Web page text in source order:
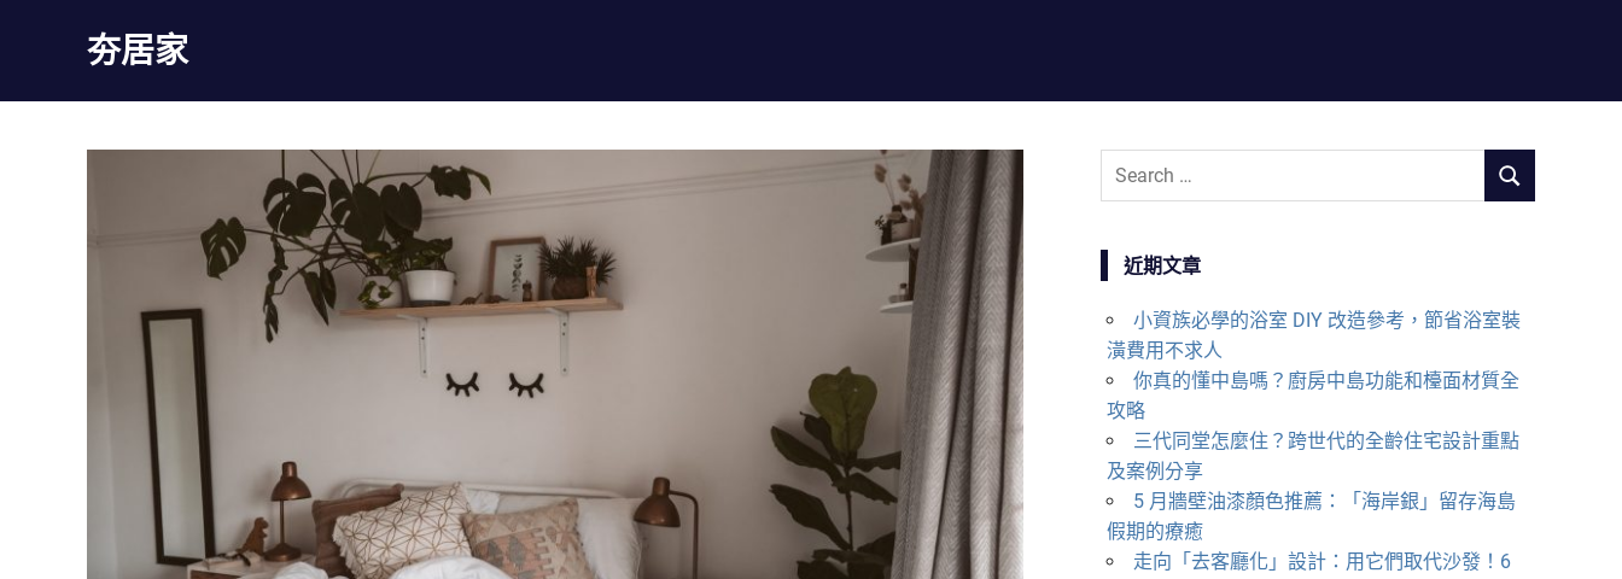
夯居家
家
e
r
c
h
f
o
S
H
近期文章
小資族必學的浴室 DIY 改造參考，節省浴室裝
潢費用不求人
你真的懂中島嗎？廚房中島功能和檯面材質全
攻略
三代同堂怎麼住？跨世代的全齡住宅設計重點
及案例分享
5 月牆壁油漆顏色推薦：「海岸銀」留存海島
假期的療癒
走向「去客廳化」設計：用它們取代沙發！6